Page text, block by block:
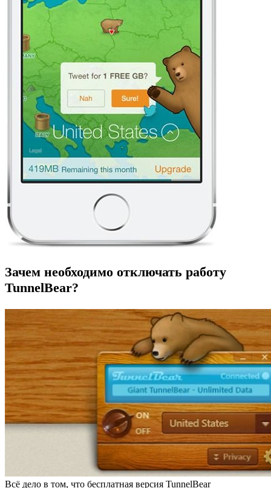
Зачем необходимо отключать работу
TunnelBear?
Всё дело в том, что бесплатная версия TunnelBear